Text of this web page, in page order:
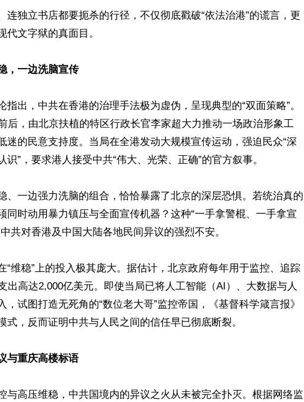
连独立书店都要扼杀的行径，不仅彻底戳破“依法治港”的谎言，更
代文字狱的真面目。
，一边洗脑宣传
指出，中共在香港的治理手法极为虚伪，呈现典型的“双面策略”。
后，由北京扶植的特区行政长官李家超大力推动一场政治形象工
迷的民意支持度。当局在全港发动大规模宣传运动，强迫民众“深
”，要求港人接受中共“伟大、光荣、正确”的官方叙事。
、一边强力洗脑的组合，恰恰暴露了北京的深层恐惧。若统治真的
同时动用暴力镇压与全面宣传机器？这种“一手拿警棍、一手拿宣
共对香港及中国大陆各地民间异议的强烈不安。
“维稳”上的投入极其庞大。据估计，北京政府每年用于监控、追踪
出高达2,000亿美元。即使当局已将人工智能（AI）、大数据与人
，试图打造无死角的“数位老大哥”监控帝国，《基督科学箴言报》
式，反而证明中共与人民之间的信任早已彻底断裂。
与重庆高楼标语
与高压维稳，中共国境内的异议之火从未被完全扑灭。根据网络监